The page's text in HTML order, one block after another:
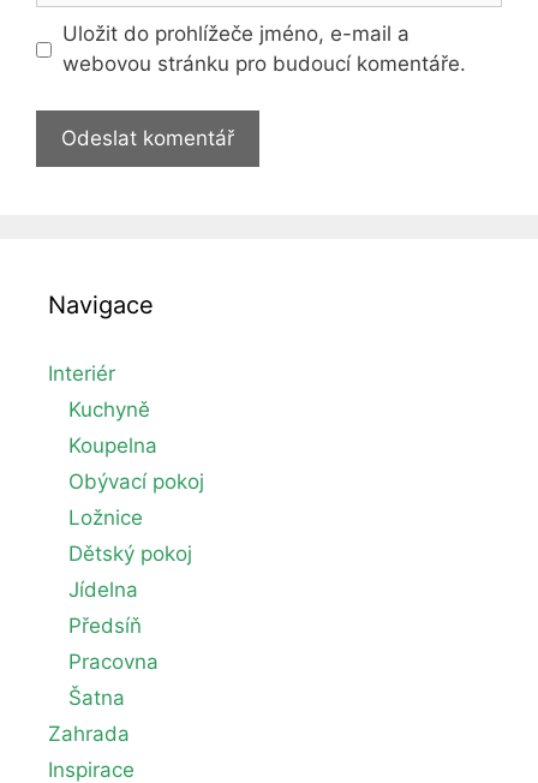
Uložit do prohlížeče jméno, e-mail a
webovou stránku pro budoucí komentáře.
Navigace
Interiér
Kuchyně
Koupelna
Obývací pokoj
Ložnice
Dětský pokoj
Jídelna
Předsíň
Pracovna
Šatna
Zahrada
Inspirace